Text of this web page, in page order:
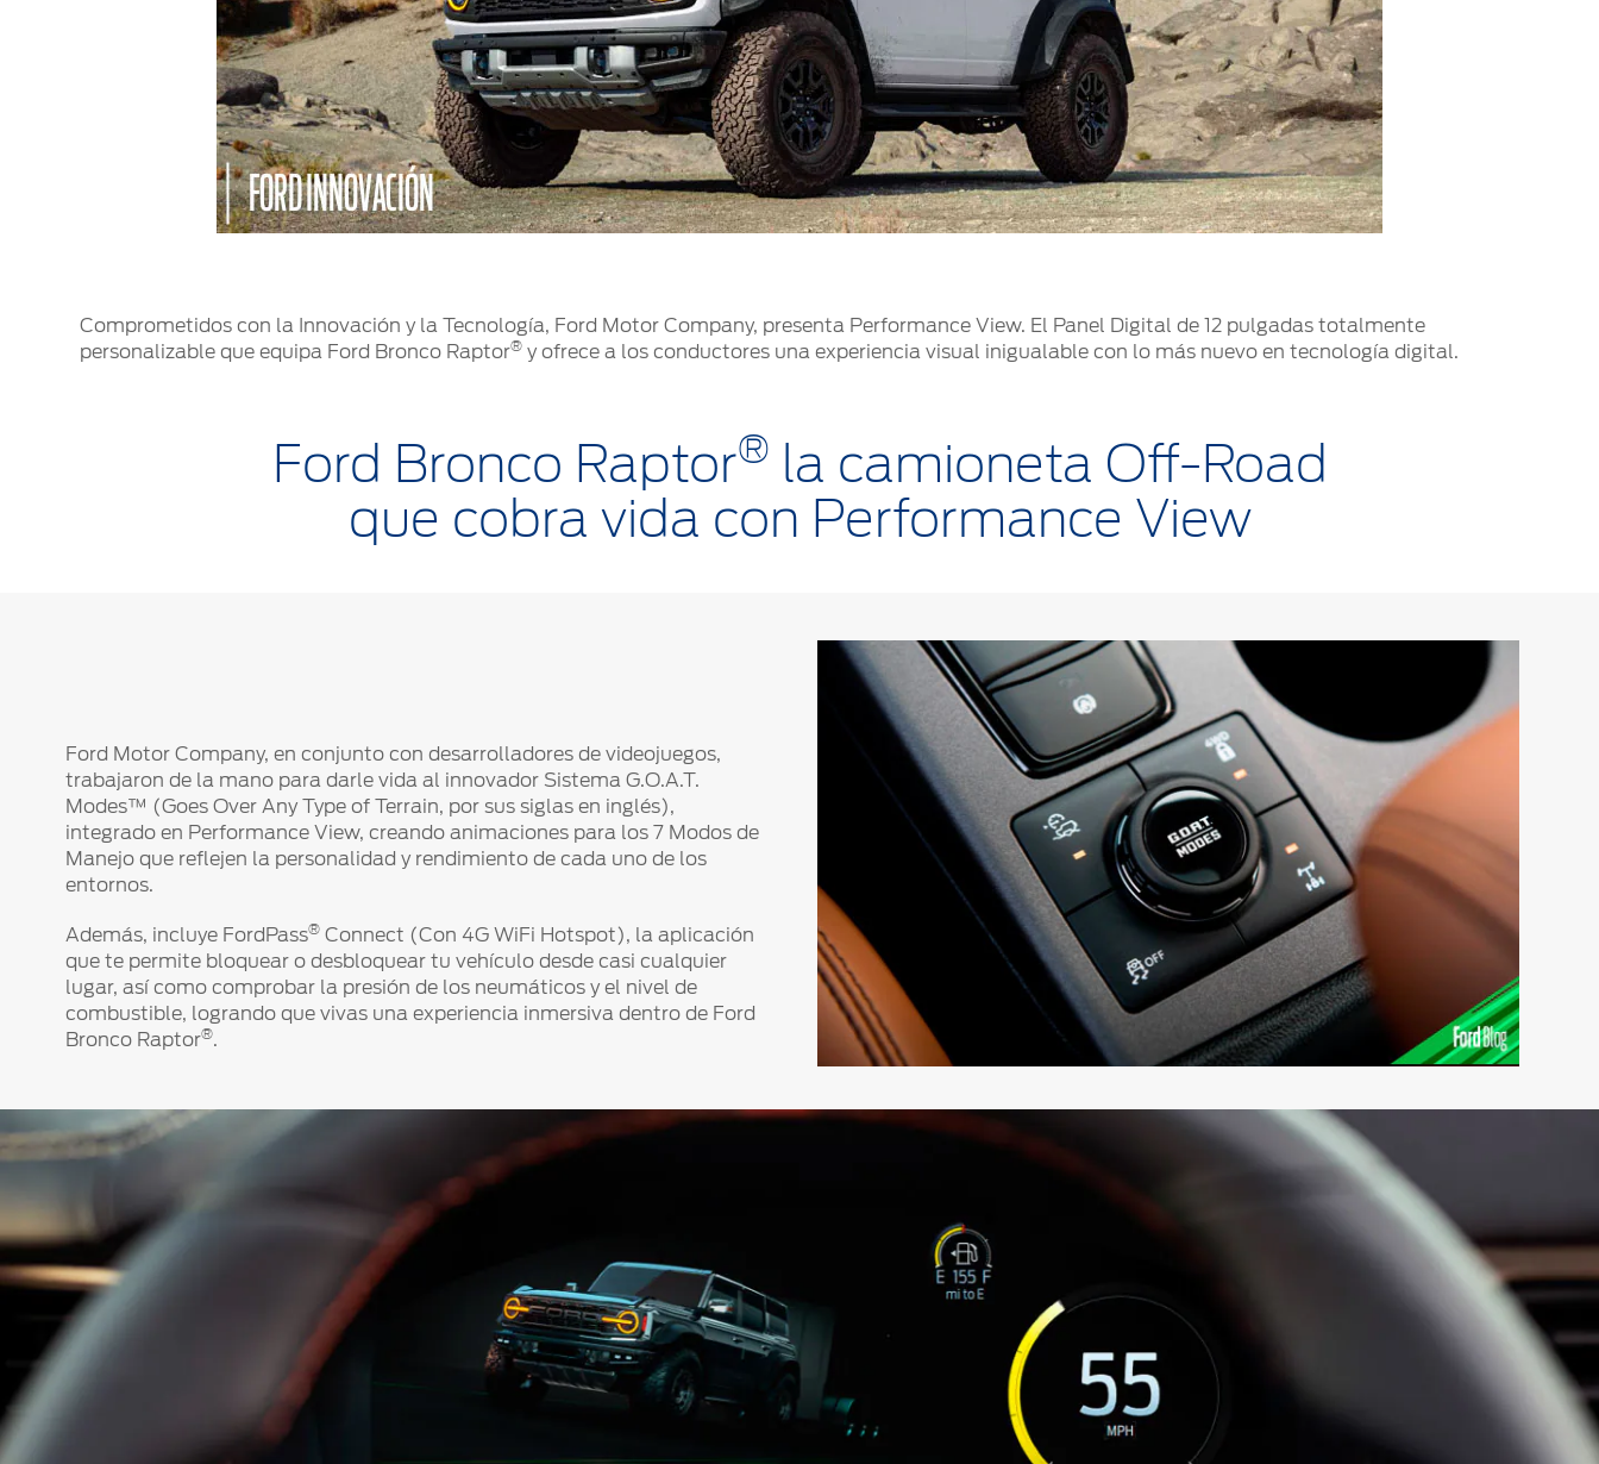
Cita de Servicio
Promociones de Servicio
Llamado a Revisión
Garantía en Partes
SYNC®
Comprometidos con la Innovación y la Tecnología, Ford Motor Company, presenta Performance View. El Panel Digital de 12 pulgadas totalmente
personalizable que equipa Ford Bronco Raptor® y ofrece a los conductores una experiencia visual inigualable con lo más nuevo en tecnología digital.
Ford Bronco Raptor® la camioneta Off-Road
que cobra vida con Performance View
Ford Motor Company, en conjunto con desarrolladores de videojuegos,
trabajaron de la mano para darle vida al innovador Sistema G.O.A.T.
Modes™ (Goes Over Any Type of Terrain, por sus siglas en inglés),
integrado en Performance View, creando animaciones para los 7 Modos de
Manejo que reflejen la personalidad y rendimiento de cada uno de los
entornos.
Además, incluye FordPass® Connect (Con 4G WiFi Hotspot), la aplicación
que te permite bloquear o desbloquear tu vehículo desde casi cualquier
lugar, así como comprobar la presión de los neumáticos y el nivel de
combustible, logrando que vivas una experiencia inmersiva dentro de Ford
Bronco Raptor®.